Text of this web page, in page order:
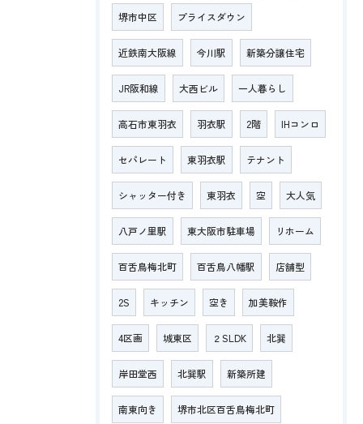
堺市中区 プライスダウン
近鉄南大阪線 今川駅 新築分譲住宅
JR阪和線 大西ビル 一人暮らし
高石市東羽衣 羽衣駅 2階 IHコンロ
セパレート 東羽衣駅 テナント
シャッター付き 東羽衣 空 大人気
八戸ノ里駅 東大阪市駐車場 リホーム
百舌鳥梅北町 百舌鳥八幡駅 店舗型
2S キッチン 空き 加美鞍作
4区画 城東区 ２SLDK 北巽
岸田堂西 北巽駅 新築所建
南東向き 堺市北区百舌鳥梅北町